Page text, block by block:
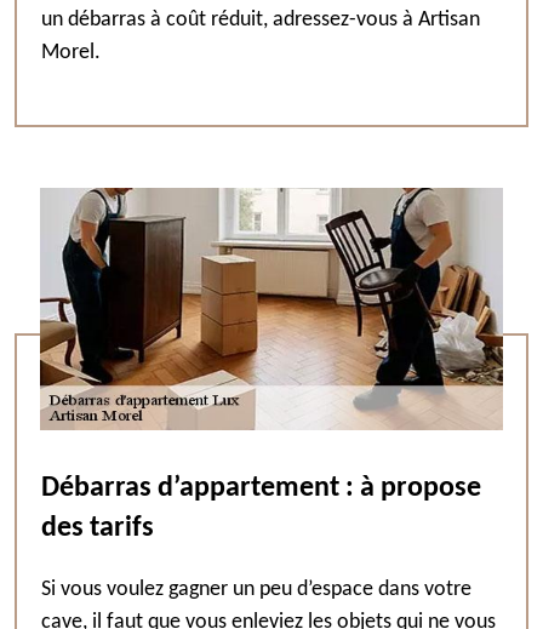
un débarras à coût réduit, adressez-vous à Artisan
Morel.
Débarras d’appartement : à propose
des tarifs
Si vous voulez gagner un peu d’espace dans votre
cave, il faut que vous enleviez les objets qui ne vous